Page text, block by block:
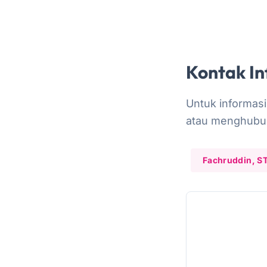
Kontak
Untuk
atau
Fachruddin,